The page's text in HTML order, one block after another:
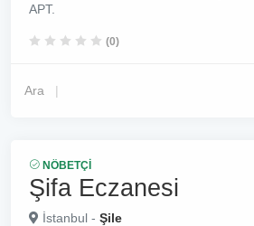
APT.
(0)
Ara
NÖBETÇI
Şifa Eczanesi
İstanbul - Şile